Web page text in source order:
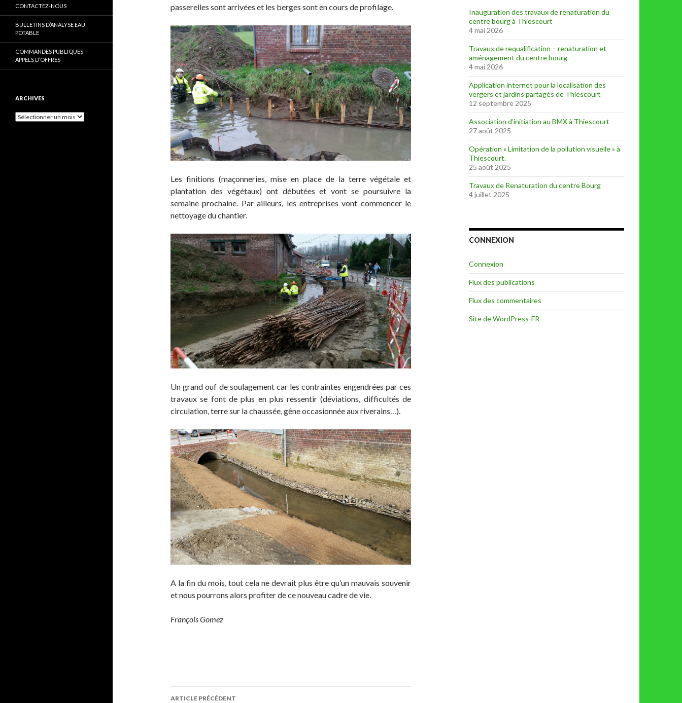
passerelles sont arrivées et les berges sont en cours de profilage.
Les finitions (maçonneries, mise en place de la terre végétale et
plantation des végétaux) ont débutées et vont se poursuivre la
semaine prochaine. Par ailleurs, les entreprises vont commencer le
nettoyage du chantier.
Un grand ouf de soulagement car les contraintes engendrées par ces
travaux se font de plus en plus ressentir (déviations, difficultés de
circulation, terre sur la chaussée, gêne occasionnée aux riverains…).
A la fin du mois, tout cela ne devrait plus être qu’un mauvais souvenir
et nous pourrons alors profiter de ce nouveau cadre de vie.
François Gomez
Navigation
ARTICLE PRÉCÉDENT
Inauguration des travaux de renaturation du
centre bourg à Thiescourt
4 mai 2026
Travaux de requalification – renaturation et
aménagement du centre bourg
4 mai 2026
Application internet pour la localisation des
vergers et jardins partagés de Thiescourt
12 septembre 2025
Association d’initiation au BMX à Thiescourt
27 août 2025
Opération « Limitation de la pollution visuelle » à
Thiescourt.
25 août 2025
Travaux de Renaturation du centre Bourg
4 juillet 2025
CONNEXION
Connexion
Flux des publications
Flux des commentaires
Site de WordPress-FR
CONTACTEZ-NOUS
BULLETINS D’ANALYSE EAU
POTABLE
COMMANDES PUBLIQUES –
APPELS D’OFFRES
ARCHIVES
Archives